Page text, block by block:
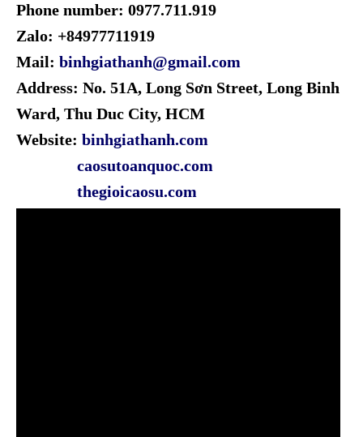
Phone number: 0977.711.919
Zalo: +84977711919
Mail: binhgiathanh@gmail.com
Address: No. 51A, Long Sơn Street, Long Binh
Ward, Thu Duc City, HCM
Website: binhgiathanh.com
caosutoanquoc.com
thegioicaosu.com